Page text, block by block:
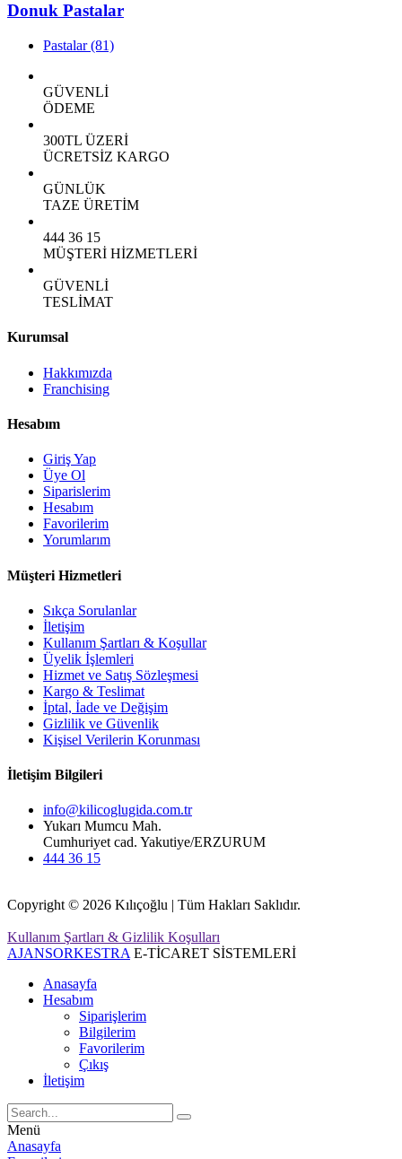
Donuk Pastalar
Pastalar(81)
GÜVENLİ
ÖDEME
300TL ÜZERİ
ÜCRETSİZ KARGO
GÜNLÜK
TAZE ÜRETİM
444 36 15
MÜŞTERİ HİZMETLERİ
GÜVENLİ
TESLİMAT
Kurumsal
Hakkımızda
Franchising
Hesabım
Giriş Yap
Üye Ol
Siparislerim
Hesabım
Favorilerim
Yorumlarım
Müşteri Hizmetleri
Sıkça Sorulanlar
İletişim
Kullanım Şartları & Koşullar
Üyelik İşlemleri
Hizmet ve Satış Sözleşmesi
Kargo & Teslimat
İptal, İade ve Değişim
Gizlilik ve Güvenlik
Kişisel Verilerin Korunması
İletişim Bilgileri
info@kilicoglugida.com.tr
Yukarı Mumcu Mah.
Cumhuriyet cad. Yakutiye/ERZURUM
444 36 15
Copyright © 2026 Kılıçoğlu | Tüm Hakları Saklıdır.
Kullanım Şartları & Gizlilik Koşulları
AJANSORKESTRA E-TİCARET SİSTEMLERİ
Anasayfa
Hesabım
Siparişlerim
Bilgilerim
Favorilerim
Çıkış
İletişim
Menü
Anasayfa